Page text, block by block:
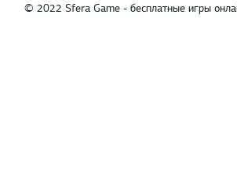
© 2022 Sfera Game - бесплатные игры